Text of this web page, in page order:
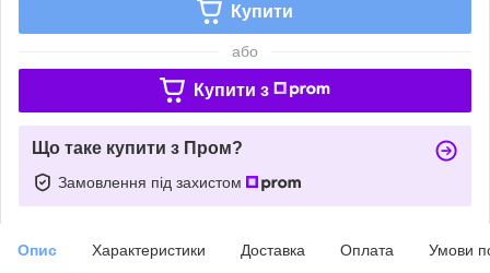
Купити
або
Купити з
Що таке купити з Пром?
Замовлення під захистом
Опис Характеристики Доставка Оплата Умови